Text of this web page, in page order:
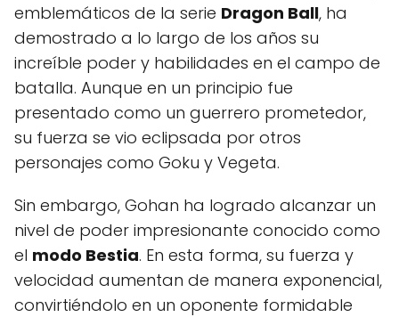
emblemáticos de la serie Dragon Ball, ha
demostrado a lo largo de los años su
increíble poder y habilidades en el campo de
batalla. Aunque en un principio fue
presentado como un guerrero prometedor,
su fuerza se vio eclipsada por otros
personajes como Goku y Vegeta.
Sin embargo, Gohan ha logrado alcanzar un
nivel de poder impresionante conocido como
el modo Bestia. En esta forma, su fuerza y
velocidad aumentan de manera exponencial,
convirtiéndolo en un oponente formidable